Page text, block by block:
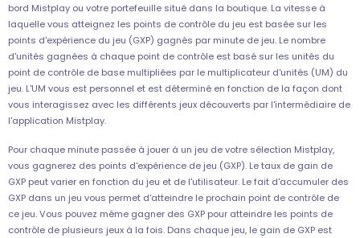
bord Mistplay ou votre portefeuille situé dans la boutique. La vitesse à
laquelle vous atteignez les points de contrôle du jeu est basée sur les
points d'expérience du jeu (GXP) gagnés par minute de jeu. Le nombre
d'unités gagnées à chaque point de contrôle est basé sur les unités du
point de contrôle de base multipliées par le multiplicateur d'unités (UM) du
jeu. L'UM vous est personnel et est déterminé en fonction de la façon dont
vous interagissez avec les différents jeux découverts par l'intermédiaire de
l'application Mistplay.
Pour chaque minute passée à jouer à un jeu de votre sélection Mistplay,
vous gagnerez des points d'expérience de jeu (GXP). Le taux de gain de
GXP peut varier en fonction du jeu et de l'utilisateur. Le fait d'accumuler des
GXP dans un jeu vous permet d'atteindre le prochain point de contrôle de
ce jeu. Vous pouvez même gagner des GXP pour atteindre les points de
contrôle de plusieurs jeux à la fois. Dans chaque jeu, le gain de GXP est